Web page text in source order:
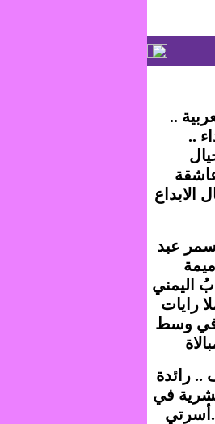
..
..
الابداع
سمر عبد
اليمني
رايات
وسط
.. رائدة
في